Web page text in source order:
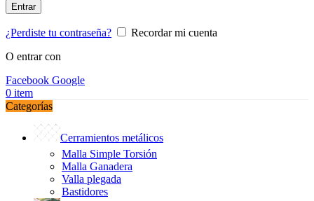
Entrar
¿Perdiste tu contraseña?
Recordar mi cuenta
O entrar con
Facebook Google
0 item
Categorías
Cerramientos metálicos
Malla Simple Torsión
Malla Ganadera
Valla plegada
Bastidores